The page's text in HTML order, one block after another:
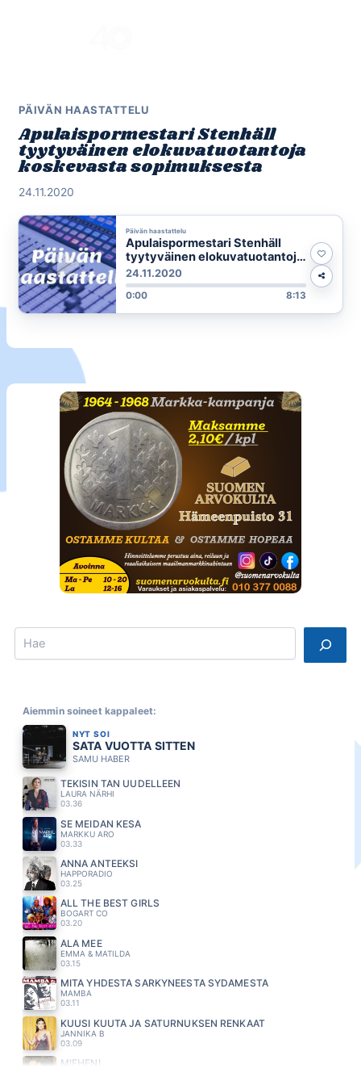
PÄIVÄN HAASTATTELU
Apulaispormestari Stenhäll
tyytyväinen elokuvatuotantoja
koskevasta sopimuksesta
24.11.2020
Päivän haastattelu
Apulaispormestari Stenhäll
tyytyväinen elokuvatuotantoja
koskevasta sopimuksesta
24.11.2020
0:00 8:13
Search
Aiemmin soineet kappaleet:
NYT SOI
SATA VUOTTA SITTEN
SAMU HABER
TEKISIN TÄN UUDELLEEN
LAURA NÄRHI
03.36
SE MEIDÄN KESÄ
MARKKU ARO
03.33
ANNA ANTEEKSI
HAPPORADIO
03.25
ALL THE BEST GIRLS
BOGART CO
03.20
ÄLÄ MEE
EMMA & MATILDA
03.15
MITÄ YHDESTÄ SÄRKYNEESTÄ SYDÄMESTÄ
MAMBA
03.11
KUUSI KUUTA JA SATURNUKSEN RENKAAT
JANNIKA B
03.09
MIEHENI